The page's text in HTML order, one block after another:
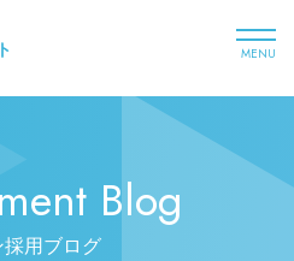
MENU
Blog
用ブログ